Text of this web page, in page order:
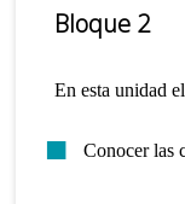
Bloque 2
En esta unidad
Conocer las